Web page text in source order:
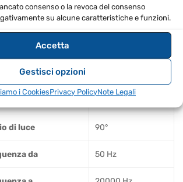
consenso o la revoca del consenso
su alcune caratteristiche e funzioni.
Accetta
Gestisci opzioni
i CookiesPrivacy PolicyNote Legali
1400 W
di luce 90°
da 50 Hz